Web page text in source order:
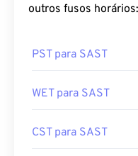
outros fusos horários:
PST para SAST
WET para SAST
CST para SAST